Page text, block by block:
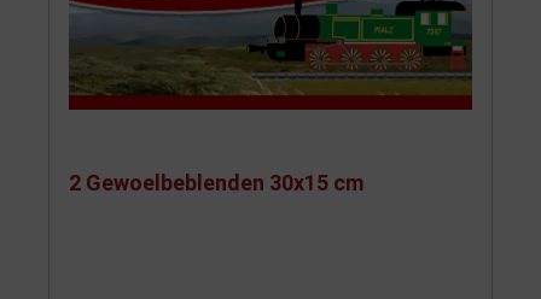
2 Gewoelbeblenden 30x15 cm